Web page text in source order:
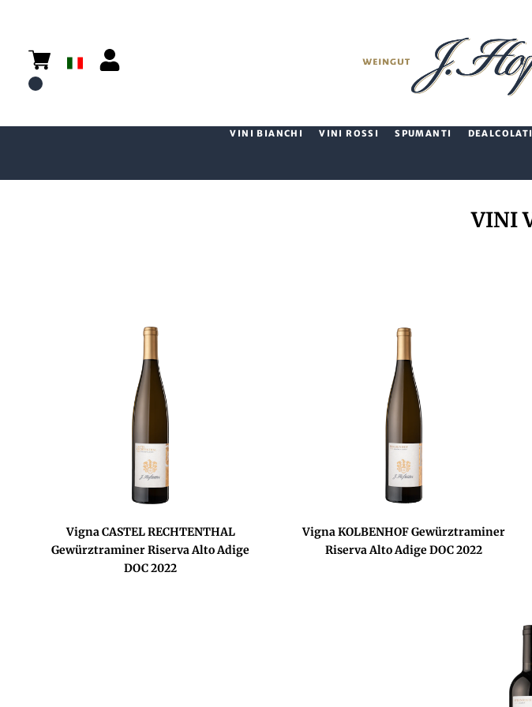
VINI BIANCHI VINI ROSSI SPUMANTI DEALCOLATI
VINI
Vigna CASTEL RECHTENTHAL
Gewürztraminer Riserva Alto Adige
DOC 2022
Vigna KOLBENHOF Gewürztraminer
Riserva Alto Adige DOC 2022